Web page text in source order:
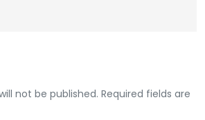
not be published. Required fields are